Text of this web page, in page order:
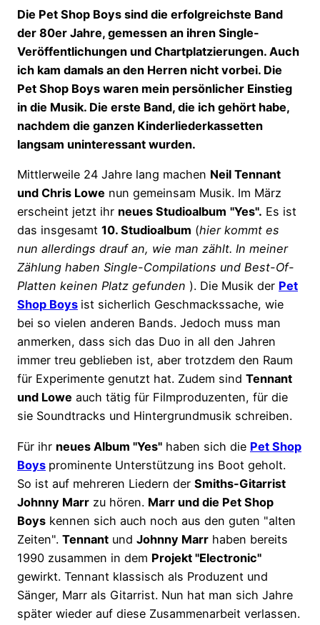
Die Pet Shop Boys sind die erfolgreichste Band
der 80er Jahre, gemessen an ihren Single-
Veröffentlichungen und Chartplatzierungen. Auch
ich kam damals an den Herren nicht vorbei. Die
Pet Shop Boys waren mein persönlicher Einstieg
in die Musik. Die erste Band, die ich gehört habe,
nachdem die ganzen Kinderliederkassetten
langsam uninteressant wurden.
Mittlerweile 24 Jahre lang machen Neil Tennant
und Chris Lowe nun gemeinsam Musik. Im März
erscheint jetzt ihr neues Studioalbum "Yes". Es ist
das insgesamt 10. Studioalbum (hier kommt es
nun allerdings drauf an, wie man zählt. In meiner
Zählung haben Single-Compilations und Best-Of-
Platten keinen Platz gefunden ). Die Musik der Pet
Shop Boys ist sicherlich Geschmackssache, wie
bei so vielen anderen Bands. Jedoch muss man
anmerken, dass sich das Duo in all den Jahren
immer treu geblieben ist, aber trotzdem den Raum
für Experimente genutzt hat. Zudem sind Tennant
und Lowe auch tätig für Filmproduzenten, für die
sie Soundtracks und Hintergrundmusik schreiben.
Für ihr neues Album "Yes" haben sich die Pet Shop
Boys prominente Unterstützung ins Boot geholt.
So ist auf mehreren Liedern der Smiths-Gitarrist
Johnny Marr zu hören. Marr und die Pet Shop
Boys kennen sich auch noch aus den guten "alten
Zeiten". Tennant und Johnny Marr haben bereits
1990 zusammen in dem Projekt "Electronic"
gewirkt. Tennant klassisch als Produzent und
Sänger, Marr als Gitarrist. Nun hat man sich Jahre
später wieder auf diese Zusammenarbeit verlassen.